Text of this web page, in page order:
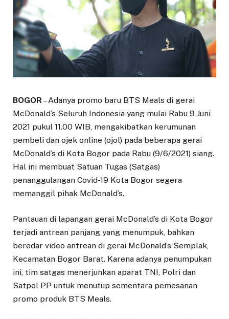
BOGOR – Adanya promo baru BTS Meals di gerai
McDonald’s Seluruh Indonesia yang mulai Rabu 9 Juni
2021 pukul 11.00 WIB, mengakibatkan kerumunan
pembeli dan ojek online (ojol) pada beberapa gerai
McDonald’s di Kota Bogor pada Rabu (9/6/2021) siang.
Hal ini membuat Satuan Tugas (Satgas)
penanggulangan Covid-19 Kota Bogor segera
memanggil pihak McDonald’s.
Pantauan di lapangan gerai McDonald’s di Kota Bogor
terjadi antrean panjang yang menumpuk, bahkan
beredar video antrean di gerai McDonald’s Semplak,
Kecamatan Bogor Barat. Karena adanya penumpukan
ini, tim satgas menerjunkan aparat TNI, Polri dan
Satpol PP untuk menutup sementara pemesanan
promo produk BTS Meals.